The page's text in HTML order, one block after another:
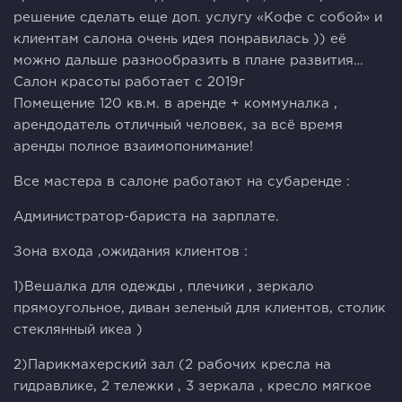
решение сделать еще доп. услугу «Кофе с собой» и
клиентам салона очень идея понравилась )) её
можно дальше разнообразить в плане развития…
Салон красоты работает с 2019г
Помещение 120 кв.м. в аренде + коммуналка ,
арендодатель отличный человек, за всё время
аренды полное взаимопонимание!
Все мастера в салоне работают на субаренде :
Администратор-бариста на зарплате.
Зона входа ,ожидания клиентов :
1)Вешалка для одежды , плечики , зеркало
прямоугольное, диван зеленый для клиентов, столик
стеклянный икеа )
2)Парикмахерский зал (2 рабочих кресла на
гидравлике, 2 тележки , 3 зеркала , кресло мягкое